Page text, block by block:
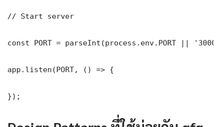
// Start server
const PORT = parseInt(process.env.PORT ||
app.listen(PORT, () => {
});